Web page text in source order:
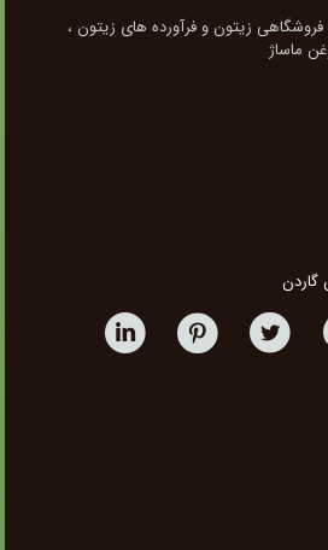
زیتون و فرآورده های زیتون ،
ماساژ
گاردن